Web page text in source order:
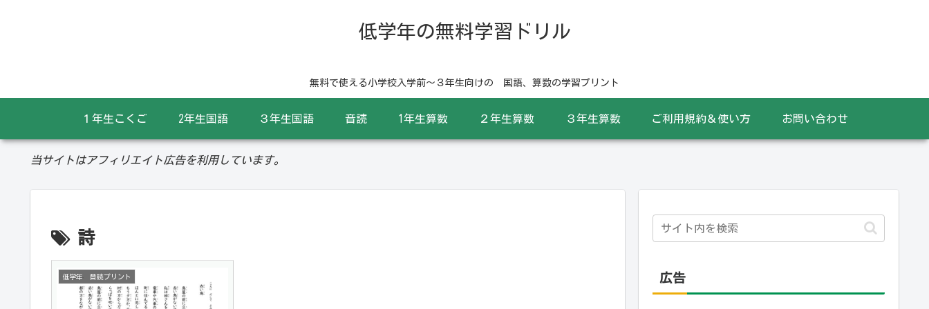
低学年の無料学習ドリル
無料で使える小学校入学前〜３年生向けの 国語、算数の学習プリント
１年生こくご 2年生国語 ３年生国語 音読 1年生算数 ２年生算数 ３年生算数 ご利用規約＆使い方 お問い合わせ
当サイトはアフィリエイト広告を利用しています。
詩
低学年 音読プリント 広告